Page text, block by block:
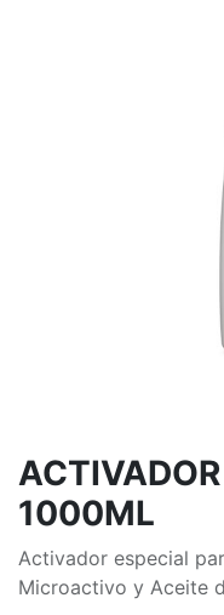
1000ML
Activador especial
Microactivo y Aceite